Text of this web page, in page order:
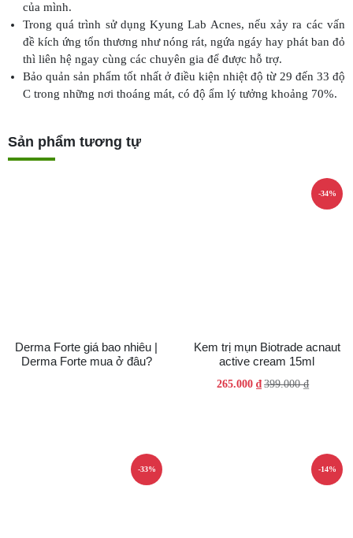
của mình.
Trong quá trình sử dụng Kyung Lab Acnes, nếu xảy ra các vấn
đề kích ứng tổn thương như nóng rát, ngứa ngáy hay phát ban đỏ
thì liên hệ ngay cùng các chuyên gia để được hỗ trợ.
Bảo quản sản phẩm tốt nhất ở điều kiện nhiệt độ từ 29 đến 33 độ
C trong những nơi thoáng mát, có độ ẩm lý tưởng khoảng 70%.
Sản phẩm tương tự
Derma Forte giá bao nhiêu |
Derma Forte mua ở đâu?
-34%
Kem trị mụn Biotrade acnaut
active cream 15ml
399.000₫
Giá
265.000 ₫ Giá
-33% -14%